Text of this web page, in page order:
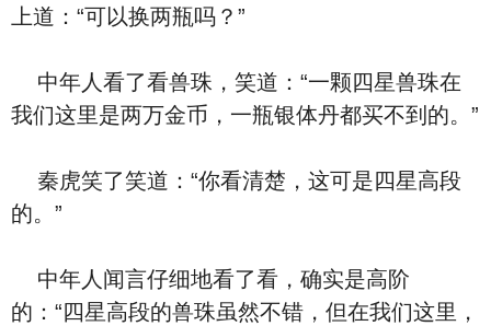
上道：“可以换两瓶吗？”
中年人看了看兽珠，笑道：“一颗四星兽珠在
我们这里是两万金币，一瓶银体丹都买不到的。”
秦虎笑了笑道：“你看清楚，这可是四星高段
的。”
中年人闻言仔细地看了看，确实是高阶
的：“四星高段的兽珠虽然不错，但在我们这里，